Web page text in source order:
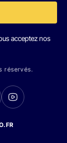
acceptez nos
réservés.